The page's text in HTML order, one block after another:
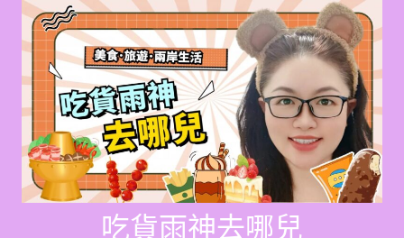
Skip
content
吃貨雨神去哪兒